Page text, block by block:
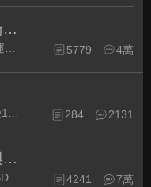
HTPC 相關軟硬體技術及運用
5779 4萬
284 2131
高畫質多媒體播放機與BD討論區
有關高畫質多媒體播放機與BD相關討論區 4241 7萬